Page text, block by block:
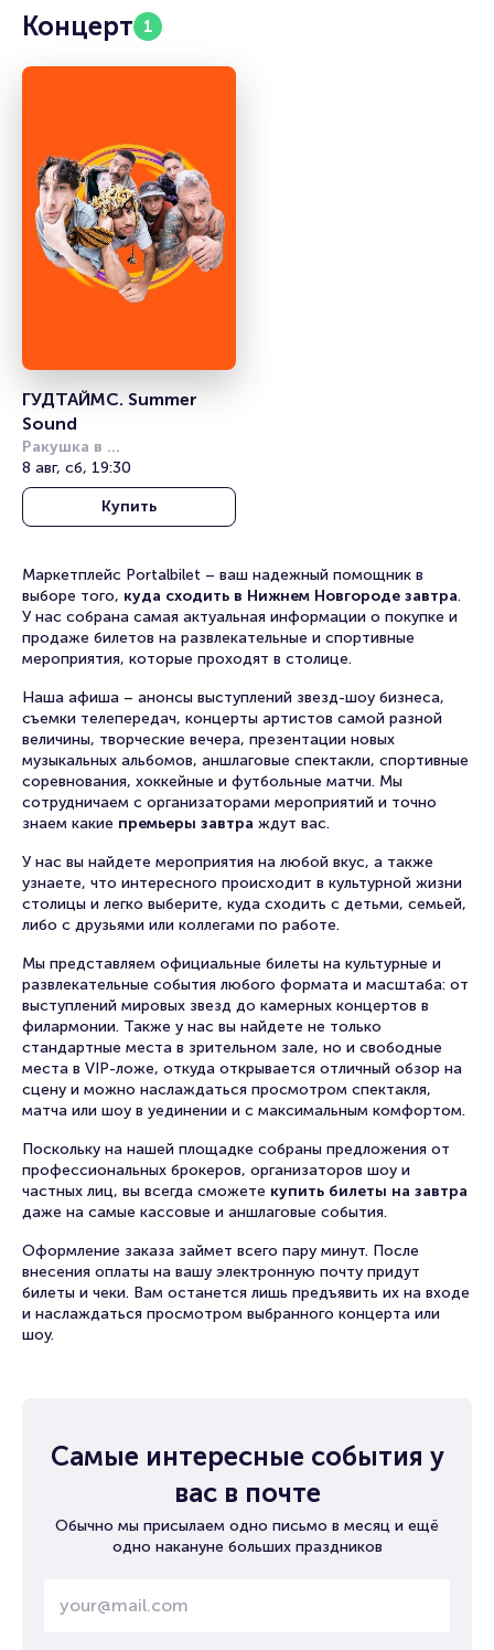
Концерт 1
ГУДТАЙМС. Summer
Sound
Ракушка в
Александровском саду
8 авг, сб, 19:30
Купить
Маркетплейс Portalbilet – ваш надежный помощник в
выборе того, куда сходить в Нижнем Новгороде завтра.
У нас собрана самая актуальная информации о покупке и
продаже билетов на развлекательные и спортивные
мероприятия, которые проходят в столице.
Наша афиша – анонсы выступлений звезд-шоу бизнеса,
съемки телепередач, концерты артистов самой разной
величины, творческие вечера, презентации новых
музыкальных альбомов, аншлаговые спектакли, спортивные
соревнования, хоккейные и футбольные матчи. Мы
сотрудничаем с организаторами мероприятий и точно
знаем какие премьеры завтра ждут вас.
У нас вы найдете мероприятия на любой вкус, а также
узнаете, что интересного происходит в культурной жизни
столицы и легко выберите, куда сходить с детьми, семьей,
либо с друзьями или коллегами по работе.
Мы представляем официальные билеты на культурные и
развлекательные события любого формата и масштаба: от
выступлений мировых звезд до камерных концертов в
филармонии. Также у нас вы найдете не только
стандартные места в зрительном зале, но и свободные
места в VIP-ложе, откуда открывается отличный обзор на
сцену и можно наслаждаться просмотром спектакля,
матча или шоу в уединении и с максимальным комфортом.
Поскольку на нашей площадке собраны предложения от
профессиональных брокеров, организаторов шоу и
частных лиц, вы всегда сможете купить билеты на завтра
даже на самые кассовые и аншлаговые события.
Оформление заказа займет всего пару минут. После
внесения оплаты на вашу электронную почту придут
билеты и чеки. Вам останется лишь предъявить их на входе
и наслаждаться просмотром выбранного концерта или
шоу.
Самые интересные события у
вас в почте
Обычно мы присылаем одно письмо в месяц и ещё
одно накануне больших праздников